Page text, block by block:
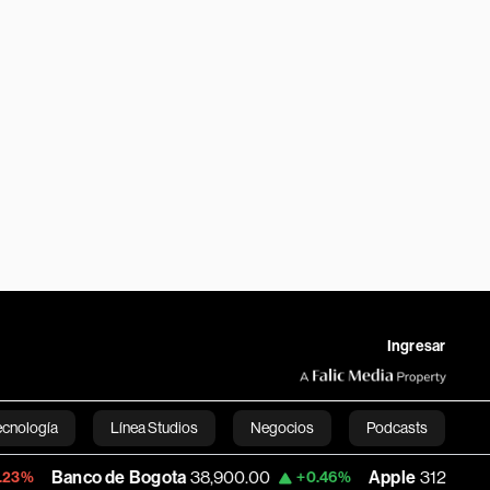
Ingresar
Línea Studios Negocios Podcasts
English
Bogota 38,900.00 +0.46% Apple 312.53 +0.51%